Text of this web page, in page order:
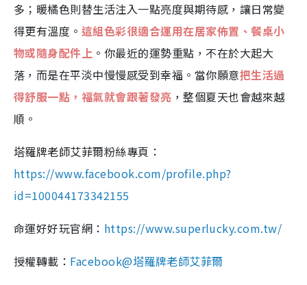
多；暖橘色則替生活注入一點亮度與期待感，讓日常變
得更有溫度。 這組色彩很適合運用在居家佈置、餐桌小
物或隨身配件上 。你最近的運勢重點，不在於大起大
落，而是在平淡中慢慢感受到幸福。當你願意把生活過
得舒服一點，福氣就會跟著發亮 ，整個夏天也會越來越
順。
塔羅牌老師艾菲爾粉絲專頁：
https://www.facebook.com/profile.php?
id=100044173342155
命運好好玩官網： https://www.superlucky.com.tw/
授權轉載： Facebook@塔羅牌老師艾菲爾